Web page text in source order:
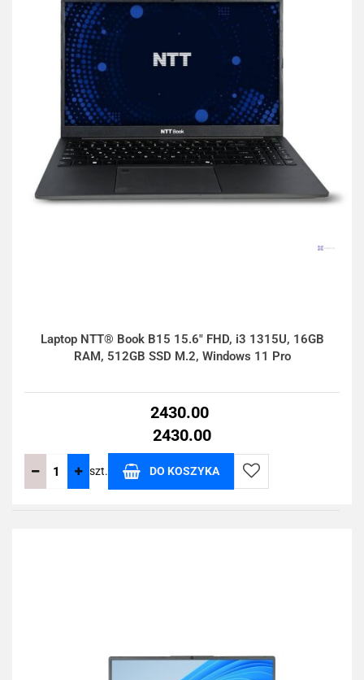
Laptop NTT® Book B15 15.6" FHD, i3 1315U, 16GB
RAM, 512GB SSD M.2, Windows 11 Pro
2430.00
2430.00
szt. DO KOSZYKA
Do